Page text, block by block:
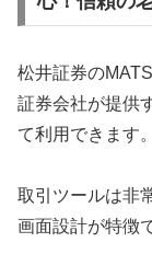
松井証券の
証券会社が提供
て利用できます。
取引ツールは非
画面設計が特徴